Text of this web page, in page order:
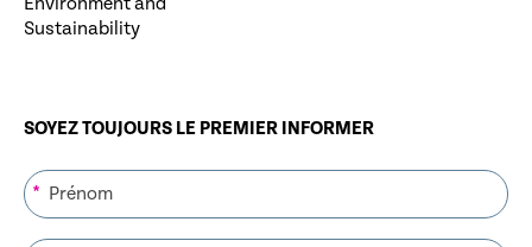
Environment and
Sustainability
SOYEZ TOUJOURS LE PREMIER INFORMER
*